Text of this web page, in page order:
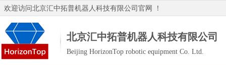
欢迎访问北京汇中拓普机器人科技有限公司 官网 ！
北京汇中拓普机器人科技有限公司
Beijing HorizonTop robotic equipment Co. Ltd.